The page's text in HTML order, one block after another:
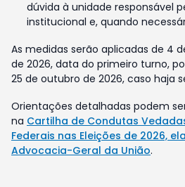
dúvida à unidade responsável
institucional e, quando
As medidas serão aplicadas de 4
de 2026, data do primeiro turno,
25 de outubro de 2026, caso haja
Orientações detalhadas podem
na Cartilha de Condutas
Federais nas Eleições de 2026,
Advocacia-Geral da União.